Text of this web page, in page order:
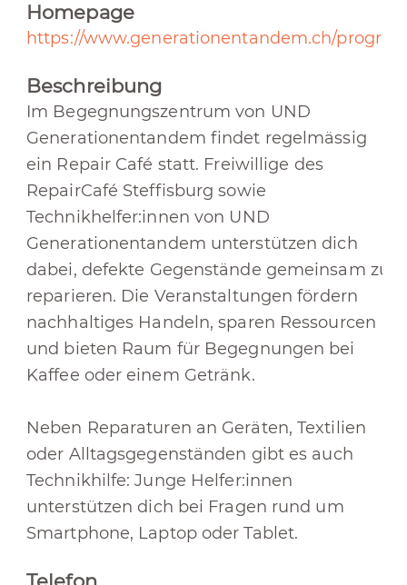
Homepage
https://www.generationentandem.ch/
Beschreibung
Im Begegnungszentrum von UND
Generationentandem findet regelmässig
ein Repair Café statt. Freiwillige des
RepairCafé Steffisburg sowie
Technikhelfer:innen von UND
Generationentandem unterstützen dich
dabei, defekte Gegenstände gemeinsam zu
reparieren. Die Veranstaltungen fördern
nachhaltiges Handeln, sparen Ressourcen
und bieten Raum für Begegnungen bei
Kaffee oder einem Getränk.
Neben Reparaturen an Geräten, Textilien
oder Alltagsgegenständen gibt es auch
Technikhilfe: Junge Helfer:innen
unterstützen dich bei Fragen rund um
Smartphone, Laptop oder Tablet.